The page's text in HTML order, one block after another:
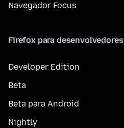
Navegador Focus
Firefox para desenvolvedores
Developer Edition
Beta
Beta para Android
Nightly